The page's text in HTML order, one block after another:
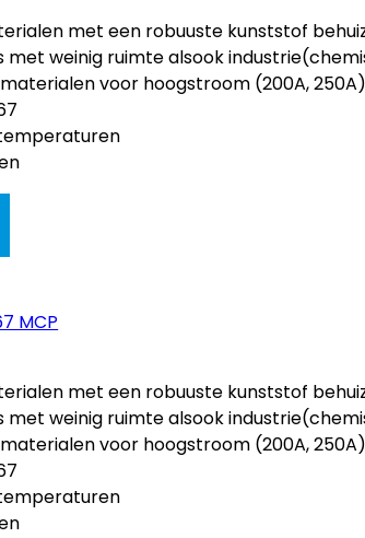
met een robuuste kunststof
met weinig ruimte alsook
voor hoogstroom (200A, 250A)
MCP
met een robuuste kunststof
met weinig ruimte alsook
voor hoogstroom (200A, 250A)